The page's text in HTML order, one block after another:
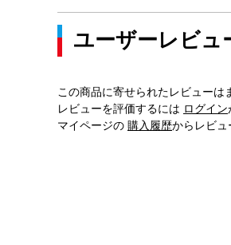
ユーザーレビュ
この商品に寄せられたレビューは
レビューを評価するには ログイン
マイページの 購入履歴からレビュ